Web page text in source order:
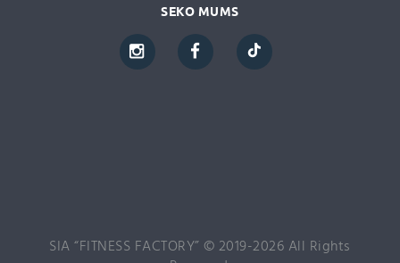
SEKO MUMS
SIA “FITNESS FACTORY” © 2019-2026 All Rights